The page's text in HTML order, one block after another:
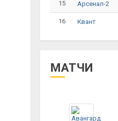
15 Арсенал-2
16 Квант
МАТЧИ